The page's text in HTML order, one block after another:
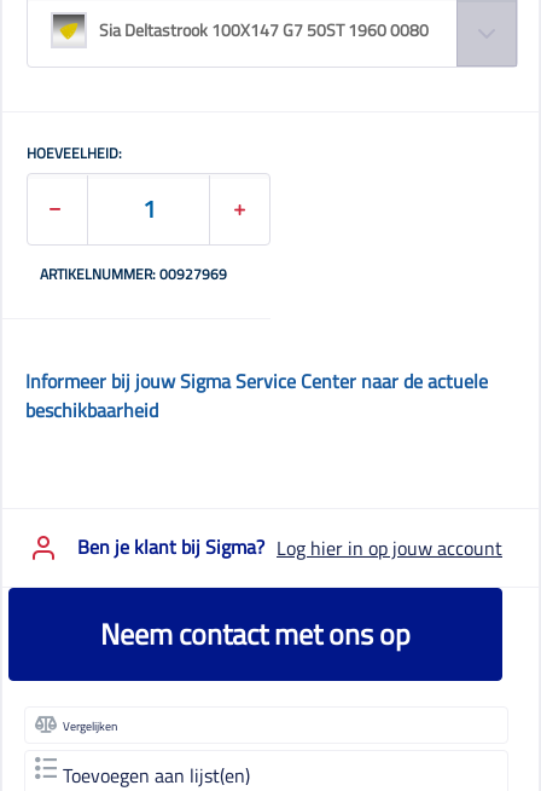
Sia Deltastrook 100X147 G7 50ST 1960 0080
HOEVEELHEID:
ARTIKELNUMMER: 00927969
Informeer bij jouw Sigma Service Center naar de actuele
beschikbaarheid
Ben je klant bij Sigma? Log hier in op jouw account
Neem contact met ons op
Vergelijken
Toevoegen aan lijst(en)